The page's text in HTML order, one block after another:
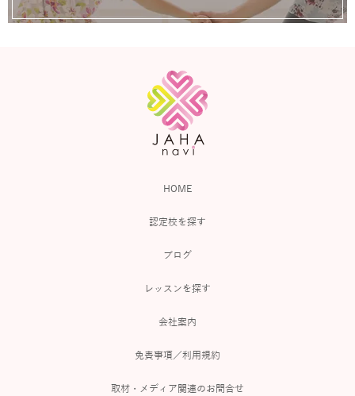
HOME
認定校を探す
ブログ
レッスンを探す
会社案内
免責事項／利用規約
取材・メディア関連のお問合せ